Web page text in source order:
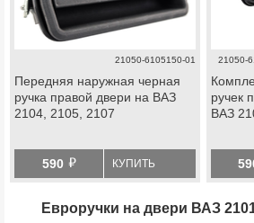
21050-6105150-01
Передняя наружная черная
ручка правой двери на ВАЗ
2104, 2105, 2107
590 й КУПИТЬ
21050-
ручек
ВАЗ
Евроручки на двери ВАЗ